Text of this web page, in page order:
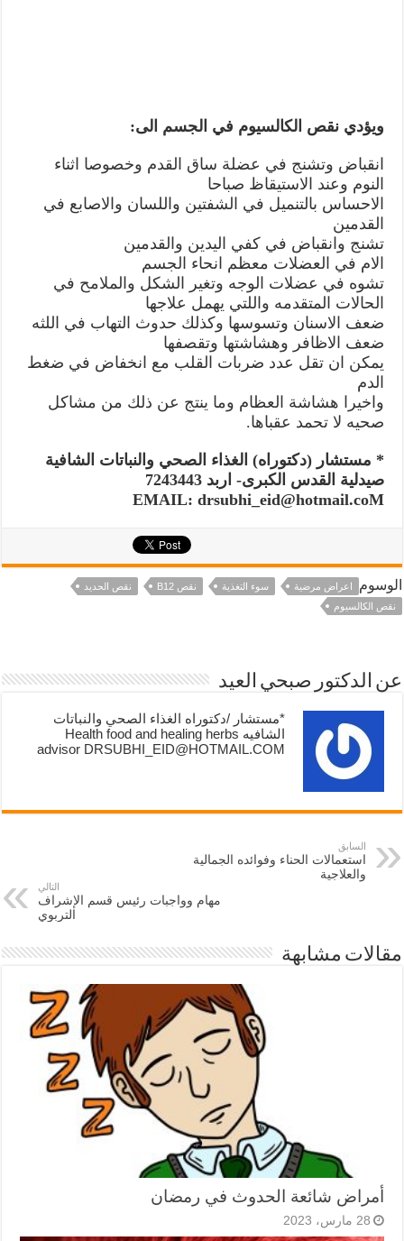
ويؤدي نقص الكالسيوم في الجسم الى:
انقباض وتشنج في عضلة ساق القدم وخصوصا اثناء
النوم وعند الاستيقاظ صباحا
الاحساس بالتنميل في الشفتين واللسان والاصابع في
القدمين
تشنج وانقباض في كفي اليدين والقدمين
الام في العضلات معظم انحاء الجسم
تشوه في عضلات الوجه وتغير الشكل والملامح في
الحالات المتقدمه واللتي يهمل علاجها
ضعف الاسنان وتسوسها وكذلك حدوث التهاب في اللثه
ضعف الاظافر وهشاشتها وتقصفها
يمكن ان تقل عدد ضربات القلب مع انخفاض في ضغط
الدم
واخيرا هشاشة العظام وما ينتج عن ذلك من مشاكل
صحيه لا تحمد عقباها.
* مستشار (دكتوراه) الغذاء الصحي والنباتات الشافية
صيدلية القدس الكبرى- اربد 7243443
EMAIL: drsubhi_eid@hotmail.coM
الوسوم اعراض مرضية سوء التغذية نقص B12
نقص الحديد
نقص الكالسيوم
عن الدكتور صبحي العيد
*مستشار /دكتوراه الغذاء الصحي والنباتات
الشافيه Health food and healing herbs
advisor DRSUBHI_EID@HOTMAIL.COM
السابق
استعمالات الحناء وفوائده الجمالية
والعلاجية
التالي
مهام وواجبات رئيس قسم الإشراف
التربوي
مقالات مشابهة
أمراض شائعة الحدوث في رمضان
28 مارس، 2023